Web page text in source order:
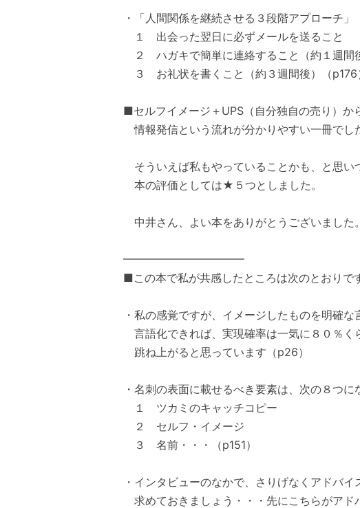
・「人間関係を継続させる３段階アプローチ」
１ 出会った翌日に必ずメールを送ること
２ ハガキで簡単に連絡すること（約１週間
３ お礼状を書くこと（約３週間後）（p176
■セルフイメージ＋UPS（自分独自の売り）か
情報発信という流れが分かりやすい一冊でし
そういえば私もやっていることかも、と思い
本の評価としては★５つとしました。
中井さん、よい本をありがとうございました。
━━━━━━━━━━━
■この本で私が共感したところは次のとおりで
・私の感覚ですが、イメージしたものを明確な
言語化できれば、実現確率は一気に８０％く
跳ね上がると思っています（p26）
・名刺の表面に載せるべき要素は、次の８つに
１ ツカミのキャッチコピー
２ セルフ・イメージ
３ 名前・・・（p151）
・インタビューのなかで、さりげなくアドバイ
求めておきましょう・・・先にこちらがアド